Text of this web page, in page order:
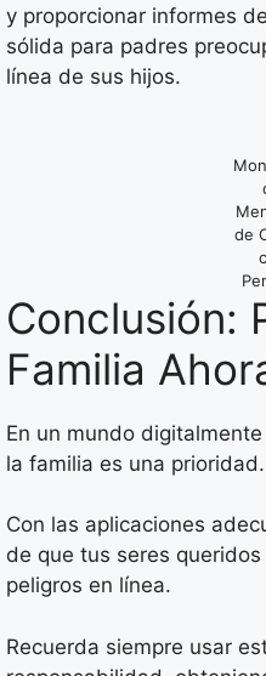
y proporcionar informes
sólida para padres
línea de sus hijos.
de
Conclusión:
Familia
En un mundo
la familia es una prioridad.
Con las aplicaciones
de que tus seres
peligros en línea.
Recuerda siempre usar